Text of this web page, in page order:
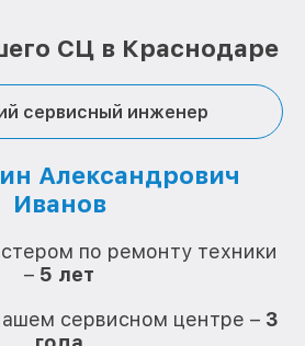
СЦ в Краснодаре
сервисный инженер
Александрович
Иванов
по ремонту техники
– 5 лет
сервисном центре – 3